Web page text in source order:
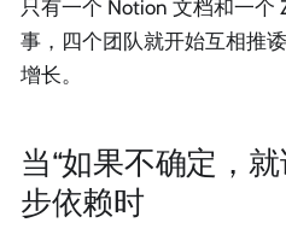
只有一个 Notion 文档和一个
事，四个团队就开始互相推
增长。
当“如果不确定，
步依赖时